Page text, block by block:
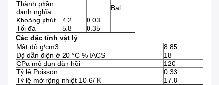
Thành phần
danh nghĩa
Bal.
Khoảng phút
4.2
0.03
Tối đa
5.8
0.35
Các đặc tính vật lý
Mật độ g/cm3
8.85
Độ dẫn điện ở 20 °C % IACS
18
GPa mô đun đàn hồi
120
Tỷ lệ Poisson
0.33
Tỷ lệ mở rộng nhiệt 10-6/ K
17.8